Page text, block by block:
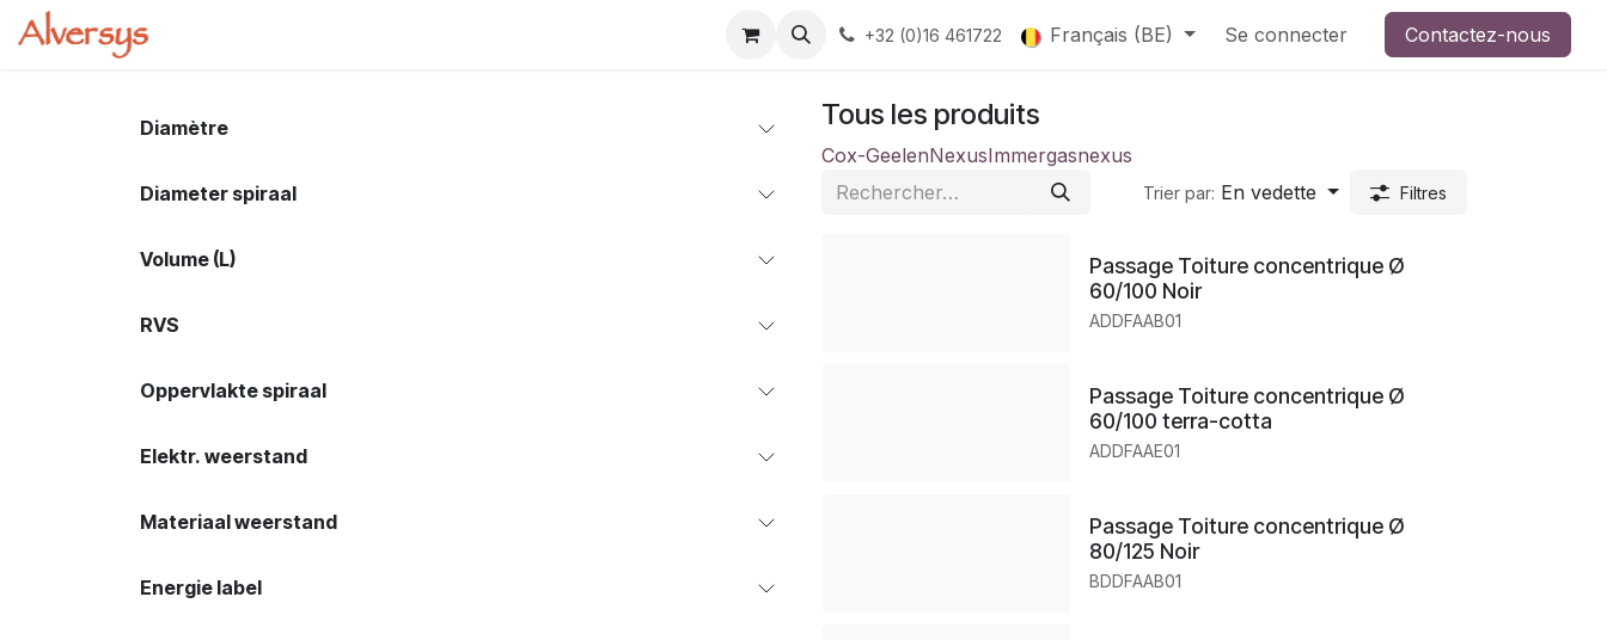
Se rendre au contenu
+32 (0)16 461722 Français (BE) Se connecter Contactez-nous
Diamètre
Diameter spiraal
Volume (L)
RVS
Oppervlakte spiraal
Elektr. weerstand
Materiaal weerstand
Energie label
Tous les produits
Cox-Geelen​NexusImmergasnexus
Trier par: En vedette Filtres
Passage Toiture concentrique Ø
60/100 Noir
ADDFAAB01
Passage Toiture concentrique Ø
60/100 terra-cotta
ADDFAAE01
Passage Toiture concentrique Ø
80/125 Noir
BDDFAAB01